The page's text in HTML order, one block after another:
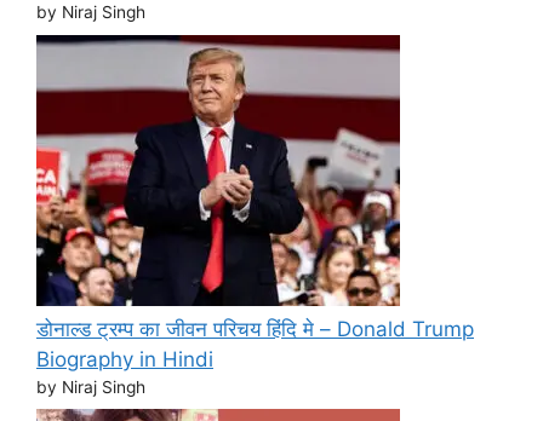
by Niraj Singh
डोनाल्ड ट्रम्प का जीवन परिचय हिंदि मे – Donald Trump
Biography in Hindi
by Niraj Singh